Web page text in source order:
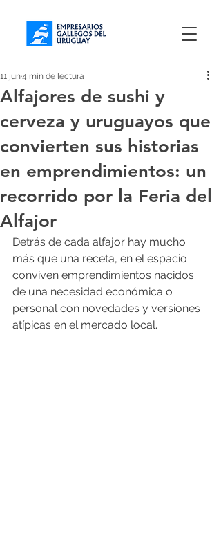
Alfajores de sushi y
cerveza y uruguayos que
convierten sus historias
en emprendimientos: un
recorrido por la Feria del
Alfajor
11 jun4 min de lectura
Detrás de cada alfajor hay mucho
más que una receta, en el espacio
conviven emprendimientos nacidos
de una necesidad económica o
personal con novedades y versiones
atípicas en el mercado local.